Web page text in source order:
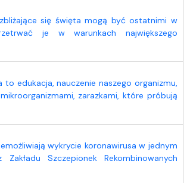
się święta mogą być ostatnimi w
je w warunkach największego
edukacja, nauczenie naszego organizmu,
zarazkami, które próbują
wykrycie koronawirusa w jednym
Szczepionek Rekombinowanych